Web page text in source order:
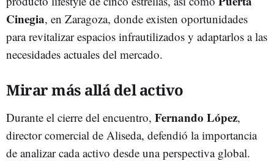
Cinegia, en Zaragoza, donde existen oportunidades
para revitalizar espacios infrautilizados y adaptarlos a las
necesidades actuales del mercado.
Mirar más allá del activo
Durante el cierre del encuentro, Fernando López,
director comercial de Aliseda, defendió la importancia
de analizar cada activo desde una perspectiva global.